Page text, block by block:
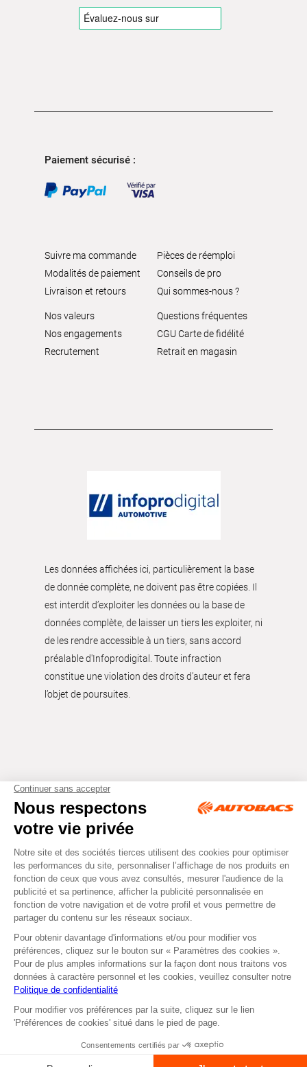
Paiement sécurisé :
Suivre ma commande
Modalités de paiement
Livraison et retours
Pièces de réemploi
Conseils de pro
Qui sommes-nous ?
Nos valeurs
Nos engagements
Recrutement
Questions fréquentes
CGU Carte de fidélité
Retrait en magasin
Les données affichées ici, particulièrement la base
de donnée complète, ne doivent pas être copiées. Il
est interdit d’exploiter les données ou la base de
données complète, de laisser un tiers les exploiter, ni
de les rendre accessible à un tiers, sans accord
préalable d'Infoprodigital. Toute infraction
constitue une violation des droits d’auteur et fera
l’objet de poursuites.
Tous droits réservés © Autobacs
Mentions légales RGPD
Cookies CGV
Facebook Instagram